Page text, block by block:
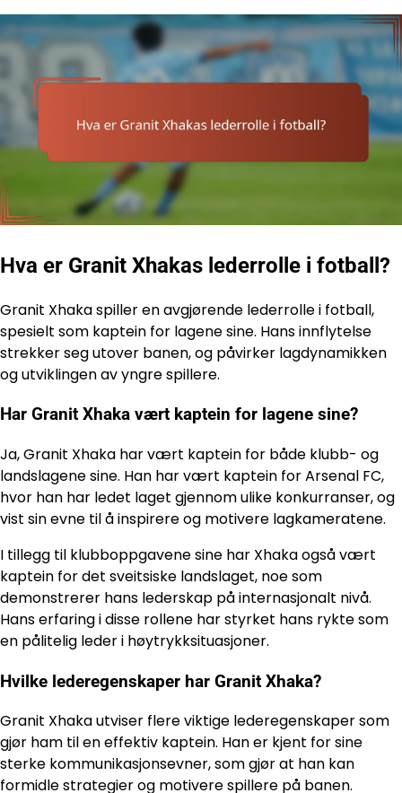
Hva er Granit Xhakas lederrolle i fotball?
Granit Xhaka spiller en avgjørende lederrolle i fotball,
spesielt som kaptein for lagene sine. Hans innflytelse
strekker seg utover banen, og påvirker lagdynamikken
og utviklingen av yngre spillere.
Har Granit Xhaka vært kaptein for lagene sine?
Ja, Granit Xhaka har vært kaptein for både klubb- og
landslagene sine. Han har vært kaptein for Arsenal FC,
hvor han har ledet laget gjennom ulike konkurranser, og
vist sin evne til å inspirere og motivere lagkameratene.
I tillegg til klubboppgavene sine har Xhaka også vært
kaptein for det sveitsiske landslaget, noe som
demonstrerer hans lederskap på internasjonalt nivå.
Hans erfaring i disse rollene har styrket hans rykte som
en pålitelig leder i høytrykksituasjoner.
Hvilke lederegenskaper har Granit Xhaka?
Granit Xhaka utviser flere viktige lederegenskaper som
gjør ham til en effektiv kaptein. Han er kjent for sine
sterke kommunikasjonsevner, som gjør at han kan
formidle strategier og motivere spillere på banen.